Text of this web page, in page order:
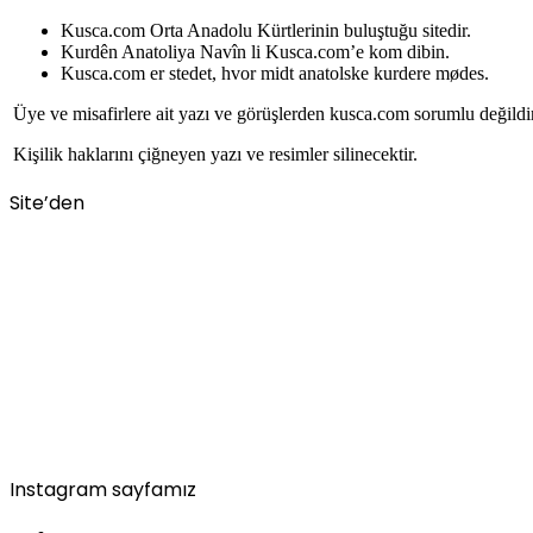
Kusca.com Orta Anadolu Kürtlerinin buluştuğu sitedir.
Kurdên Anatoliya Navîn li Kusca.com’e kom dibin.
Kusca.com er stedet, hvor midt anatolske kurdere mødes.
Üye ve misafirlere ait yazı ve görüşlerden kusca.com sorumlu
Kişilik haklarını çiğneyen yazı ve resimler silinecektir.
Site’den
Instagram sayfamız